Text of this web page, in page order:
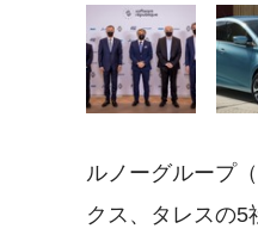
ルノーグループ
クス、タレスの5